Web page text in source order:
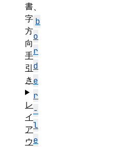
、
b
o
r
d
e
r
-
l
e
書
字
方
向
手
引
き
レ
イ
ア
ウ